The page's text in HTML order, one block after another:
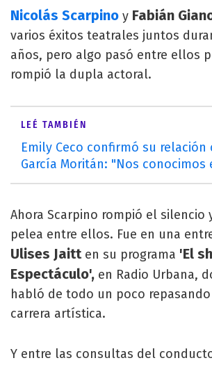
Nicolás Scarpino y Fabián
varios éxitos teatrales juntos
años, pero algo pasó entre ellos
rompió la dupla actoral.
LEÉ TAMBIÉN
Emily Ceco confirmó su relación
García Moritán: "Nos conocimos
Ahora Scarpino rompió el silencio
pelea entre ellos. Fue en una
Ulises Jaitt en su programa 'El
Espectáculo', en Radio Urbana,
habló de todo un poco
carrera artística.
Y entre las consultas del